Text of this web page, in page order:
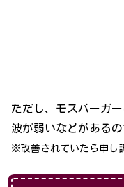
ただし、モスバーガ
波が弱いなどがあるの
※改善されていたら申し